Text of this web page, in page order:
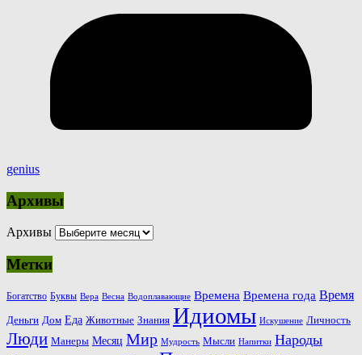
genius
Архивы
Архивы
Метки
Богатство Буквы Вера Весна Водоплавающие Времена Времена года Время
Деньги Дом Еда Животные Знания Идиомы Искушение Личность
Люди Манеры Месяц Мир Мудрость Мысли Напитки Народы